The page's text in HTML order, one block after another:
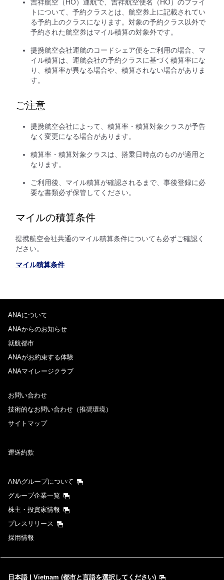
吉祥航空（HO）運航で、吉祥航空便名（HO）のフライ
トについて、予約クラスとは、航空券上に記載されてい
る予約上のクラスになります。対象の予約クラス以外で
予約された航空券はマイル積算の対象外です。
提携航空会社運航のコードシェア便をご利用の場合、マ
イル積算は、運航会社の予約クラスに基づく積算率にな
り、積算率が異なる場合や、積算されない場合がありま
す。
ご注意
提携航空会社によって、積算率・積算対象クラスが予告
なく変更になる場合があります。
積算率・積算対象クラスは、搭乗日時点のものが適用と
なります。
ご利用後、マイル積算が確認されるまで、事後登録に必
要な書類必ず保管してください。
マイルの積算条件
提携航空会社共通のマイル積算条件についても必ずご確認く
ださい。
マイル積算条件
ANAについて
ANAからのお知らせ
就航都市
ANAがお約束する体験
ANAマイレージクラブ
お問い合わせ
技術的なお問い合わせ（推奨環境）
サイトマップ
運送約款
ANAグループについて
グループ企業一覧
株主・投資家情報
プレスリリース
採用情報
日本語 | Vietnam (都市と言語を選択してください)